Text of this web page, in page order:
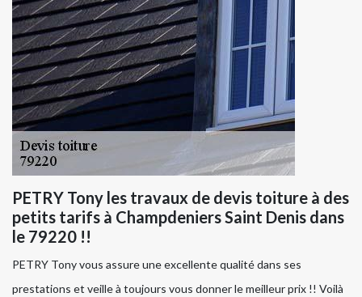
PETRY Tony les travaux de devis toiture à des
petits tarifs à Champdeniers Saint Denis dans
le 79220 !!
PETRY Tony vous assure une excellente qualité dans ses
prestations et veille à toujours vous donner le meilleur prix !! Voilà